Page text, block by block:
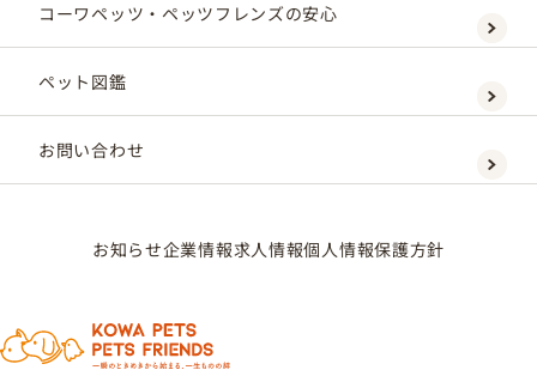
コーワペッツ・ペッツフレンズの安心
ペット図鑑
お問い合わせ
お知らせ企業情報求人情報個人情報保護方針